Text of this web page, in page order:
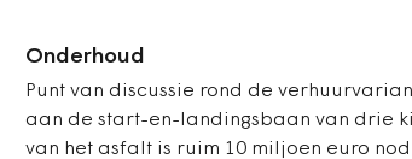
Onderhoud
Punt van discussie rond de
aan de start-en-landingsbaan van drie
van het asfalt is ruim 10 miljoen euro